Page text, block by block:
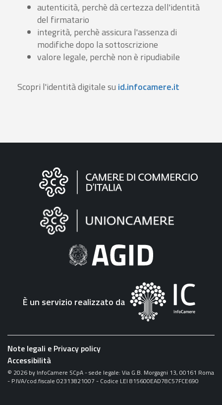
autenticità, perchè dà certezza dell'identità
del firmatario
integrità, perchè assicura l'assenza di
modifiche dopo la sottoscrizione
valore legale, perchè non è ripudiabile
Scopri l'identità digitale su id.infocamere.it
Informazioni
"Fattura
Elettronica"
È un servizio realizzato da
Note legali e Privacy policy
Accessibilità
© 2026 by InfoCamere SCpA - sede legale: Via G.B. Morgagni 13, 00161 Roma
- P.IVA/cod.fiscale 02313821007 - Codice LEI 815600EAD78C57FCE690